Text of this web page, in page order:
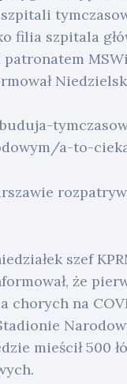
filia szpitala
a-to-
szef
że
chorych na
mieścił 500